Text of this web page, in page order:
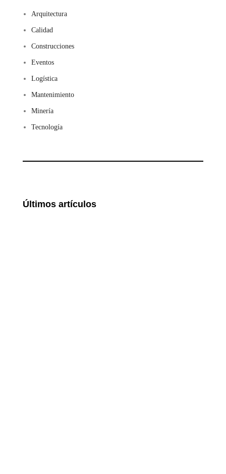
Arquitectura
Calidad
Construcciones
Eventos
Logística
Mantenimiento
Minería
Tecnología
Últimos artículos